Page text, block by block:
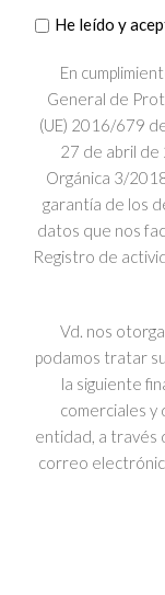
He leído y
En
General de
(UE) 2016/679
27 de abril de
Orgánica 3/
garantía de los
datos que nos
Registro de
Vd. nos
podamos tratar
la siguiente
comerciales
entidad, a través
correo